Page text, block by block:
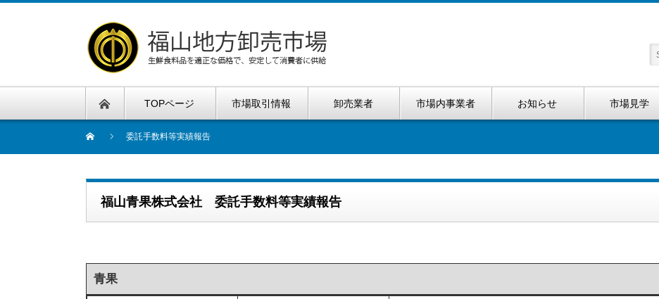
TOPページ 市場取引情報 卸売業者 市場内事業者 お知らせ 市場見学
委託手数料等実績報告
福山青果株式会社 委託手数料等実績報告
青果